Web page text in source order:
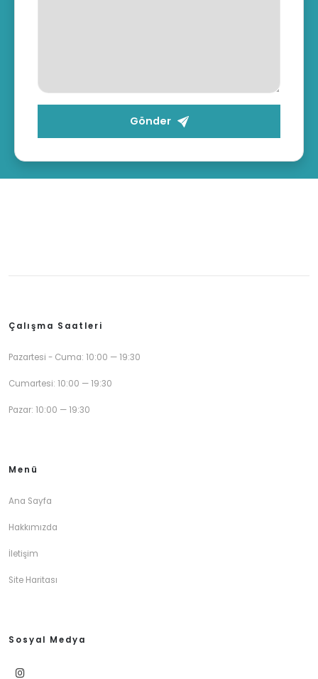
Gönder
Çalışma Saatleri
Pazartesi - Cuma: 10:00 — 19:30
Cumartesi: 10:00 — 19:30
Pazar: 10:00 — 19:30
Menü
Ana Sayfa
Hakkımızda
İletişim
Site Haritası
Sosyal Medya